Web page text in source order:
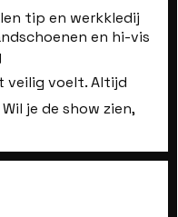
tip en werkkledij
en hi-vis
veilig voelt. Altijd
je de show zien,